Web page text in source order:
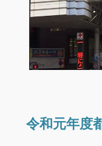
令和元年度